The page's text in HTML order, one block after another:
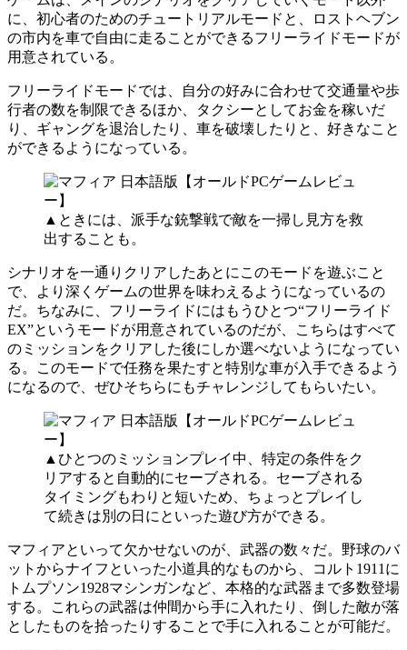
に、初心者のためのチュートリアルモードと、ロストヘブン
の市内を車で自由に走ることができるフリーライドモードが
用意されている。
フリーライドモードでは、自分の好みに合わせて交通量や歩
行者の数を制限できるほか、タクシーとしてお金を稼いだ
り、ギャングを退治したり、車を破壊したりと、好きなこと
ができるようになっている。
▲ときには、派手な銃撃戦で敵を一掃し見方を救
出することも。
シナリオを一通りクリアしたあとにこのモードを遊ぶこと
で、より深くゲームの世界を味わえるようになっているの
だ。ちなみに、フリーライドにはもうひとつ“フリーライド
EX”というモードが用意されているのだが、こちらはすべて
のミッションをクリアした後にしか選べないようになってい
る。このモードで任務を果たすと特別な車が入手できるよう
になるので、ぜひそちらにもチャレンジしてもらいたい。
▲ひとつのミッションプレイ中、特定の条件をク
リアすると自動的にセーブされる。セーブされる
タイミングもわりと短いため、ちょっとプレイし
て続きは別の日にといった遊び方ができる。
マフィアといって欠かせないのが、武器の数々だ。野球のバ
ットからナイフといった小道具的なものから、コルト1911に
トムプソン1928マシンガンなど、本格的な武器まで多数登場
する。これらの武器は仲間から手に入れたり、倒した敵が落
としたものを拾ったりすることで手に入れることが可能だ。